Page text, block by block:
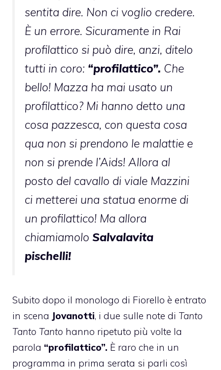
sentita dire. Non ci voglio credere.
È un errore. Sicuramente in Rai
profilattico si può dire, anzi, ditelo
tutti in coro: “profilattico”. Che
bello! Mazza ha mai usato un
profilattico? Mi hanno detto una
cosa pazzesca, con questa cosa
qua non si prendono le malattie e
non si prende l’Aids! Allora al
posto del cavallo di viale Mazzini
ci metterei una statua enorme di
un profilattico! Ma allora
chiamiamolo Salvalavita
pischelli!
Subito dopo il monologo di Fiorello è entrato
in scena Jovanotti, i due sulle note di Tanto
Tanto Tanto hanno ripetuto più volte la
parola “profilattico”. È raro che in un
programma in prima serata si parli così